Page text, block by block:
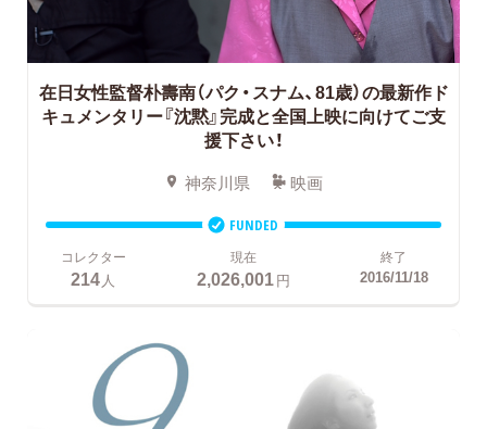
在日女性監督朴壽南（パク・スナム、81歳）の最新作ド
キュメンタリー『沈黙』完成と全国上映に向けてご支
援下さい！
神奈川県 映画
FUNDED
コレクター
214人
現在
2,026,001円
終了
2016/11/18